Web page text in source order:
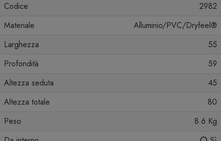
Codice
2982
Materiale
Alluminio/PVC/Dryfeel®
Larghezza
55
Profondità
59
Altezza seduta
45
Altezza totale
80
Peso
8.6 Kg